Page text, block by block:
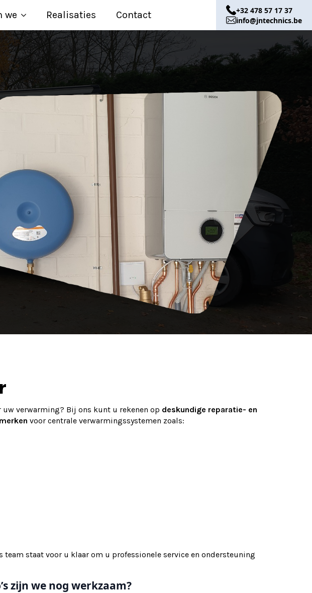
we Realisaties Contact
+32 478 57 17 37
info@jntechnics.be
uw verwarming? Bij ons kunt u rekenen op deskundige reparatie- en
voor centrale verwarmingssystemen zoals:
team staat voor u klaar om u professionele service en ondersteuning
zijn we nog werkzaam?